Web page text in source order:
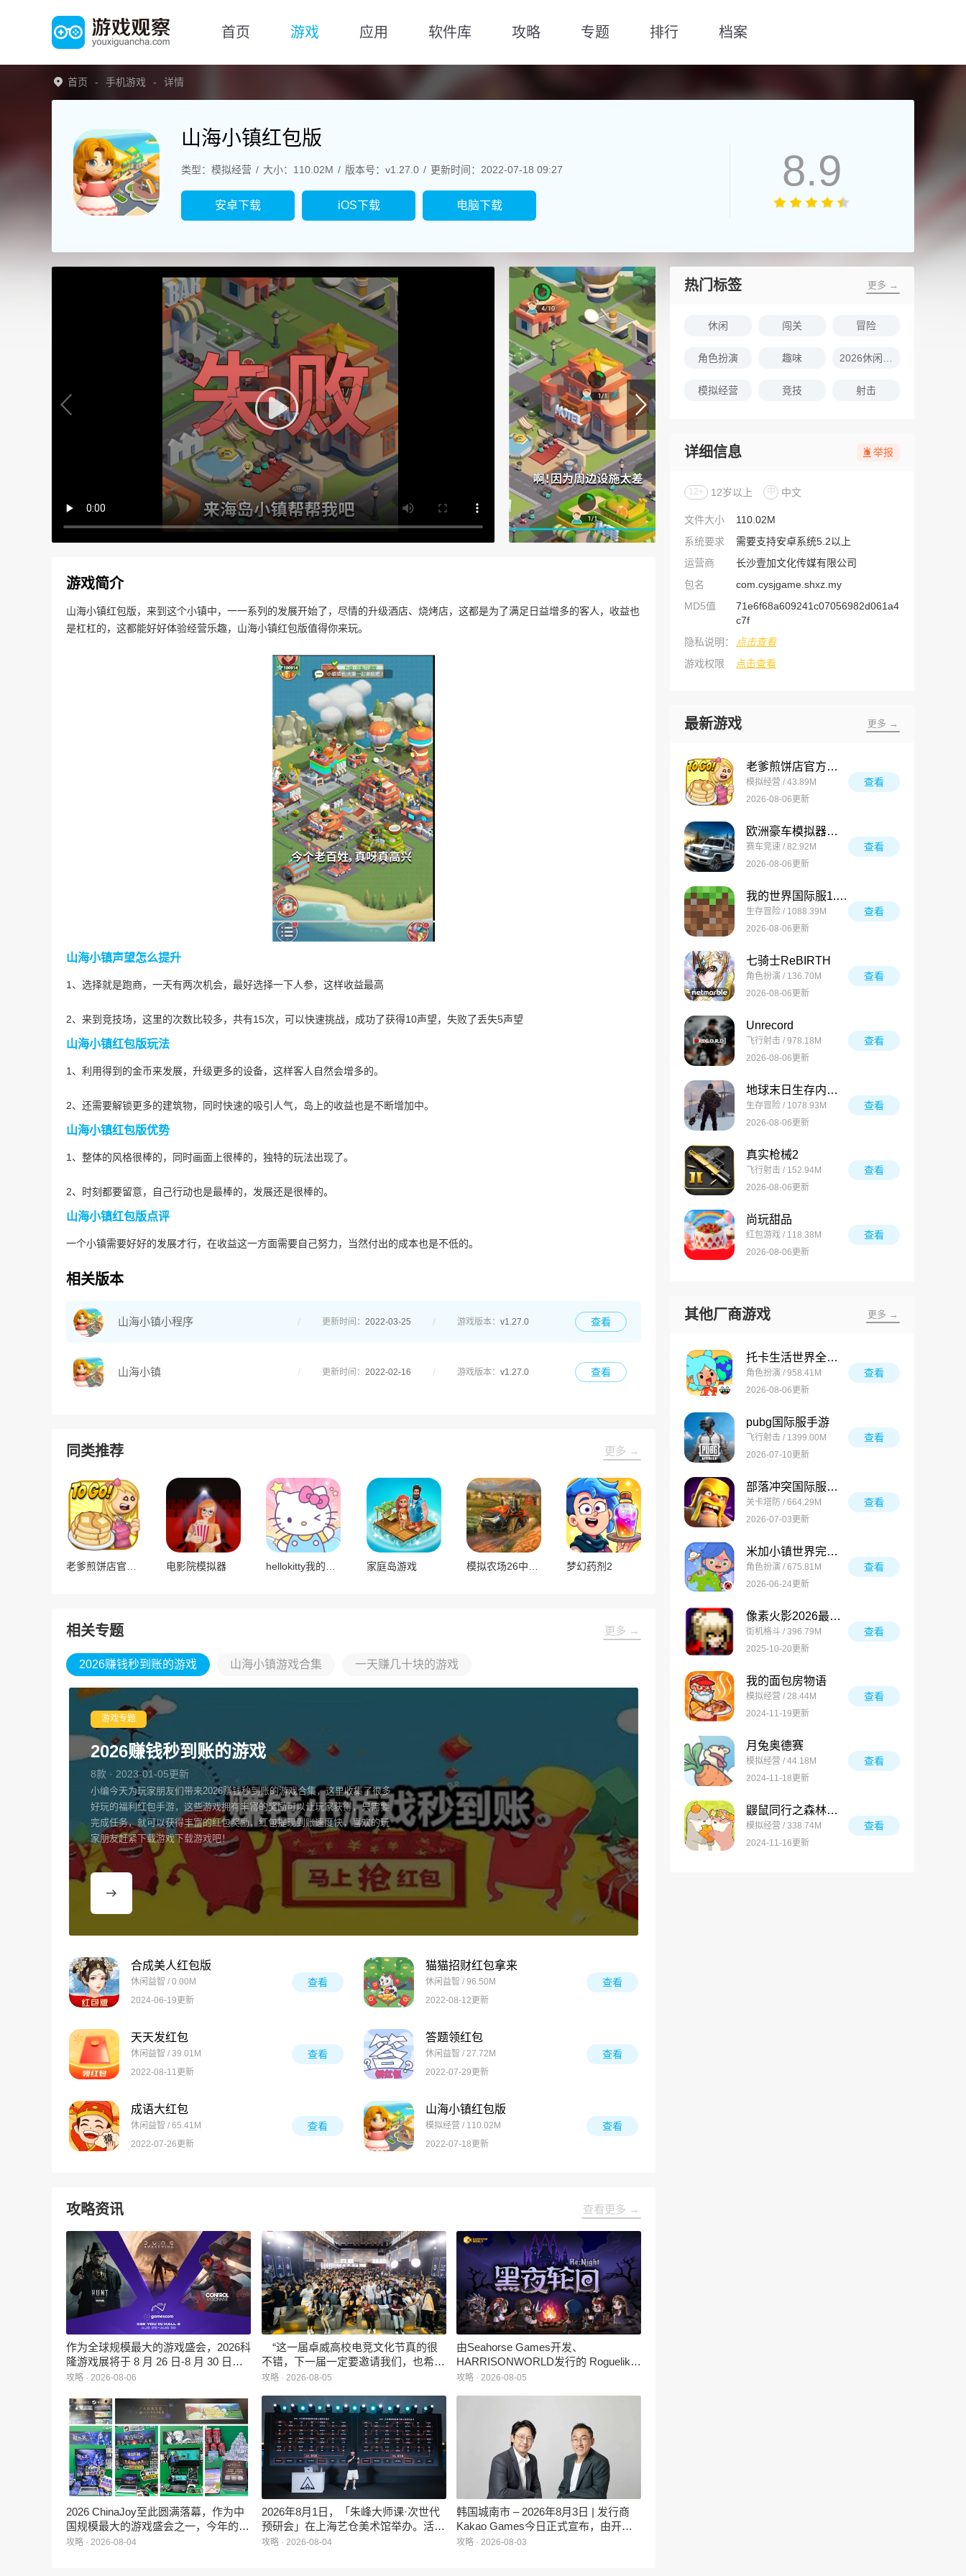
首页 游戏 应用 软件库 攻略 专题 排行 档案
首页 手机游戏 详情
山海小镇红包版
类型：模拟经营 大小：110.02M 版本号：v1.27.0 更新时间：2022-07-18 09:27
安卓下载 iOS下载 电脑下载
8.9
游戏简介
山海小镇红包版，来到这个小镇中，一一系列的发展开始了，尽情的升级酒店、烧烤店，这都是为了满足日益增多的客人，收益也
是杠杠的，这都能好好体验经营乐趣，山海小镇红包版值得你来玩。
山海小镇声望怎么提升
1、选择就是跑商，一天有两次机会，最好选择一下人参，这样收益最高
2、来到竞技场，这里的次数比较多，共有15次，可以快速挑战，成功了获得10声望，失败了丢失5声望
山海小镇红包版玩法
1、利用得到的金币来发展，升级更多的设备，这样客人自然会增多的。
2、还需要解锁更多的建筑物，同时快速的吸引人气，岛上的收益也是不断增加中。
山海小镇红包版优势
1、整体的风格很棒的，同时画面上很棒的，独特的玩法出现了。
2、时刻都要留意，自己行动也是最棒的，发展还是很棒的。
山海小镇红包版点评
一个小镇需要好好的发展才行，在收益这一方面需要自己努力，当然付出的成本也是不低的。
相关版本
山海小镇小程序 更新时间： 2022-03-25 游戏版本： v1.27.0 查看
山海小镇 更新时间： 2022-02-16 游戏版本： v1.27.0 查看
同类推荐 更多 →
电影院模拟器 家庭岛游戏 梦幻药剂2
相关专题 更多 →
2026赚钱秒到账的游戏 山海小镇游戏合集 一天赚几十块的游戏
游戏专题
2026赚钱秒到账的游戏
8款 · 2023-01-05更新
小编今天为玩家朋友们带来2026赚钱秒到账的游戏合集，这里收集了很多
好玩的福利红包手游，这些游戏拥有丰富的奖励可以让玩家获得，只需要
完成任务，就可以获得丰富的红包奖励，红包提现到账速度快，喜欢的玩
家朋友赶紧下载游戏下载游戏吧！
合成美人红包版
休闲益智 / 0.00M
2024-06-19更新
查看
猫猫招财红包拿来
休闲益智 / 96.50M
2022-08-12更新
查看
天天发红包
休闲益智 / 39.01M
2022-08-11更新
查看
答题领红包
休闲益智 / 27.72M
2022-07-29更新
查看
成语大红包
休闲益智 / 65.41M
2022-07-26更新
查看
山海小镇红包版
模拟经营 / 110.02M
2022-07-18更新
查看
攻略资讯 查看更多 →
作为全球规模最大的游戏盛会，2026科
隆游戏展将于 8 月 26 日-8 月 30 日在
德国举行。日前，科隆游戏展官方宣
罄，这也是科隆游戏展办展史上首次出
现展位一席难求的情况。
攻略 · 2026-08-06
“这一届卓威高校电竞文化节真的很
不错，下一届一定要邀请我们，也希望
能给更多同学一个来到现场的机会。”
攻略 · 2026-08-05
由Seahorse Games开发、
HARRISONWORLD发行的 Roguelike
卡牌战棋游戏 《黑夜轮回》于2026年8
攻略 · 2026-08-05
2026 ChinaJoy至此圆满落幕，作为中
国规模最大的游戏盛会之一，今年的展
馆依旧汇聚了来自全球的游戏厂商、媒
攻略 · 2026-08-04
2026年8月1日，「朱峰大师课·次世代
预研会」在上海艺仓美术馆举办。活动
面向游戏行业资深从业者、核心创作骨
攻略 · 2026-08-04
韩国城南市 – 2026年8月3日 | 发行商
Kakao Games今日正式宣布，由开发
工作室XL Games打造的全新PC
攻略 · 2026-08-03
热门标签 更多 →
休闲 闯关 冒险
角色扮演 趣味
模拟经营 竞技 射击
详细信息 举报
12+ 12岁以上 中 中文
文件大小
110.02M
系统要求
需要支持安卓系统5.2以上
运营商
长沙壹加文化传媒有限公司
包名
com.cysjgame.shxz.my
MD5值
71e6f68a609241c07056982d061a4
c7f
隐私说明：
点击查看
游戏权限
点击查看
最新游戏 更多 →
老爹煎饼店官方正版
模拟经营 / 43.89M
2026-08-06更新
查看
欧洲豪车模拟器最新版
赛车竞速 / 82.92M
2026-08-06更新
查看
我的世界国际服1.26
生存冒险 / 1088.39M
2026-08-06更新
查看
七骑士ReBIRTH
角色扮演 / 136.70M
2026-08-06更新
查看
Unrecord
飞行射击 / 978.18M
2026-08-06更新
查看
地球末日生存内置菜单版手游
生存冒险 / 1078.93M
2026-08-06更新
查看
真实枪械2
飞行射击 / 152.94M
2026-08-06更新
查看
尚玩甜品
红包游戏 / 118.38M
2026-08-06更新
查看
其他厂商游戏 更多 →
托卡生活世界全解锁版
角色扮演 / 958.41M
2026-08-06更新
查看
pubg国际服手游
飞行射击 / 1399.00M
2026-07-10更新
查看
部落冲突国际服最新版
关卡塔防 / 664.29M
2026-07-03更新
查看
米加小镇世界完整版
角色扮演 / 675.81M
2026-06-24更新
查看
像素火影2026最新版
街机格斗 / 396.79M
2025-10-20更新
查看
我的面包房物语
模拟经营 / 28.44M
2024-11-19更新
查看
月兔奥德赛
模拟经营 / 44.18M
2024-11-18更新
查看
鼹鼠同行之森林之家万圣节版
模拟经营 / 338.74M
2024-11-16更新
查看